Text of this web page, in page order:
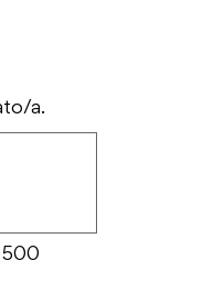
a.